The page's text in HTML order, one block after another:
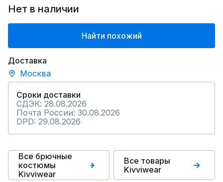
Нет в наличии
Найти похожий
Доставка
Москва
Сроки доставки
СДЭК: 28.08.2026
Почта России: 30.08.2026
DPD: 29.08.2026
Все брючные
костюмы
Kivviwear
Все товары
Kivviwear